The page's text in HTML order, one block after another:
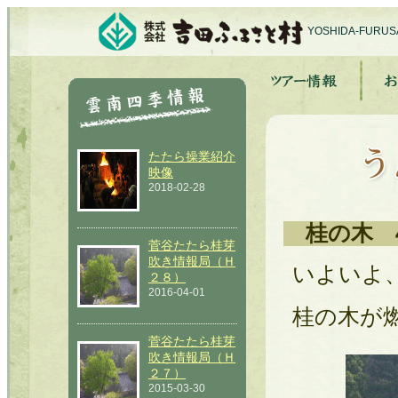
YOSHIDA-
たたら操業紹介
映像
2018-02-28
菅谷たたら桂芽
吹き情報局（Ｈ
２８）
2016-04-01
菅谷たたら桂芽
吹き情報局（Ｈ
２７）
2015-03-30
桂の木
いよいよ
桂の木が